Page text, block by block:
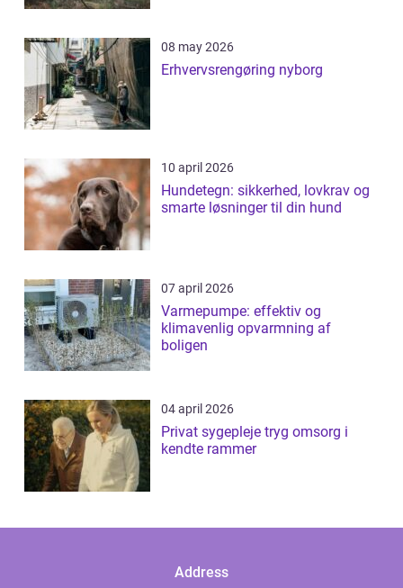
08 may 2026
Erhvervsrengøring nyborg
10 april 2026
Hundetegn: sikkerhed, lovkrav og
smarte løsninger til din hund
07 april 2026
Varmepumpe: effektiv og
klimavenlig opvarmning af
boligen
04 april 2026
Privat sygepleje tryg omsorg i
kendte rammer
Address